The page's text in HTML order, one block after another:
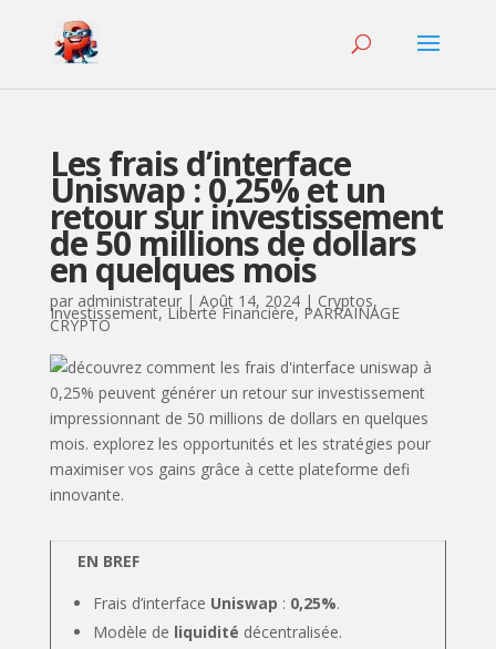
Les frais d’interface
Uniswap : 0,25% et un
retour sur investissement
de 50 millions de dollars
en quelques mois
par administrateur| Août 14, 2024| Cryptos,
Investissement,Liberté Financière, PARRAINAGE
CRYPTO
EN BREF
Frais d’interface Uniswap : 0,25%.
Modèle de liquidité décentralisée.